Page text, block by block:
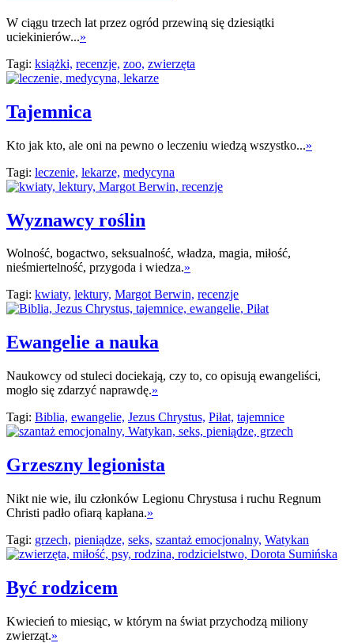
W ciągu trzech lat przez ogród przewiną się dziesiątki
uciekinierów...»
Tagi: książki, recenzje, zoo, zwierzęta
Tajemnica
Kto jak kto, ale oni na pewno o leczeniu wiedzą wszystko...»
Tagi: leczenie, lekarze, medycyna
Wyznawcy roślin
Wolność, bogactwo, seksualność, władza, magia, miłość,
nieśmiertelność, przygoda i wiedza.»
Tagi: kwiaty, lektury, Margot Berwin, recenzje
Ewangelie a nauka
Naukowcy od stuleci dociekają, czy to, co opisują ewangeliści,
mogło się zdarzyć naprawdę.»
Tagi: Biblia, ewangelie, Jezus Chrystus, Piłat, tajemnice
Grzeszny legionista
Nikt nie wie, ilu członków Legionu Chrystusa i ruchu Regnum
Christi padło ofiarą kapłana.»
Tagi: grzech, pieniądze, seks, szantaż emocjonalny, Watykan
Być rodzicem
Kwiecień to miesiąc, w którym na świat przychodzą miliony
zwierząt.»